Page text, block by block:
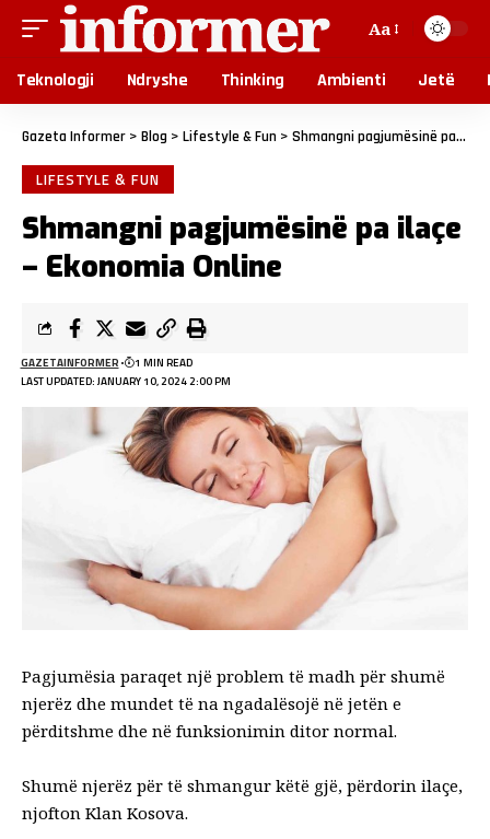
Aa
Teknologji Ndryshe Thinking Ambienti Jetë
Gazeta Informer > Blog > Lifestyle & Fun > Shmangni pagjumësinë pa ilaçe – Ekonomia Online
LIFESTYLE & FUN
Shmangni pagjumësinë pa ilaçe
– Ekonomia Online
LAST UPDATED: JANUARY 10, 2024 2:00 PM
GAZETAINFORMER 1 MIN READ
Pagjumësia paraqet një problem të madh për shumë
njerëz dhe mundet të na ngadalësojë në jetën e
përditshme dhe në funksionimin ditor normal.
Shumë njerëz për të shmangur këtë gjë, përdorin ilaçe,
njofton Klan Kosova.